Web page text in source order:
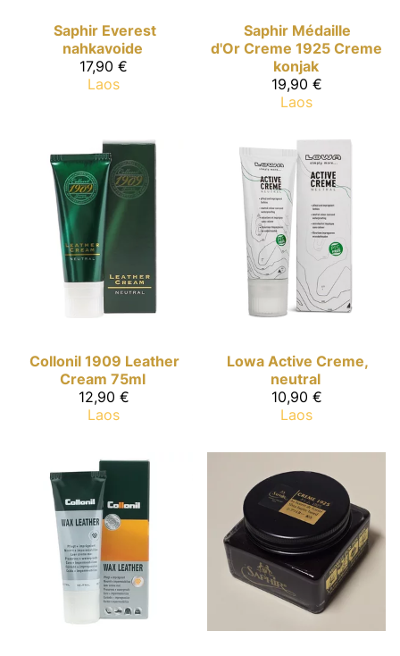
Saphir Everest
nahkavoide
17,90 €
Laos
Saphir Médaille
d'Or Creme 1925 Creme
konjak
19,90 €
Laos
Collonil 1909 Leather
Cream 75ml
12,90 €
Laos
Lowa Active Creme,
neutral
10,90 €
Laos